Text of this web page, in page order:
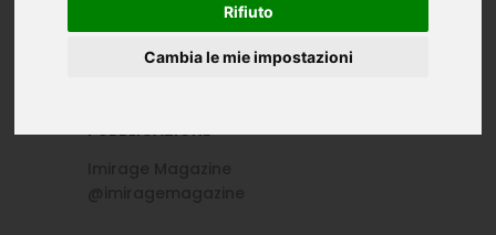
Rifiuto
Cambia le mie impostazioni
Silvia San Martín Asorey
@velvet_silvia_hairstylist
@dossisdesigns
PUBBLICAZIONE